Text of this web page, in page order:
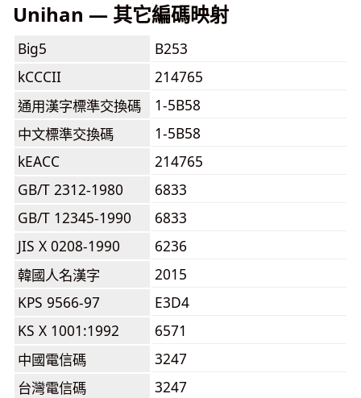
Unihan — 其它編碼映射
Big5
B253
kCCCII
214765
通用漢字標準交換碼
1-5B58
中文標準交換碼
1-5B58
kEACC
214765
GB/T 2312-1980
6833
GB/T 12345-1990
6833
JIS X 0208-1990
6236
韓國人名漢字
2015
KPS 9566-97
E3D4
KS X 1001:1992
6571
中國電信碼
3247
台灣電信碼
3247